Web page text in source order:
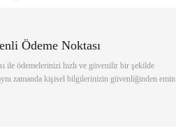
Ödeme Noktası
ile ödemelerinizi hızlı ve güvenilir bir şekilde
zamanda kişisel bilgilerinizin güvenliğinden emin